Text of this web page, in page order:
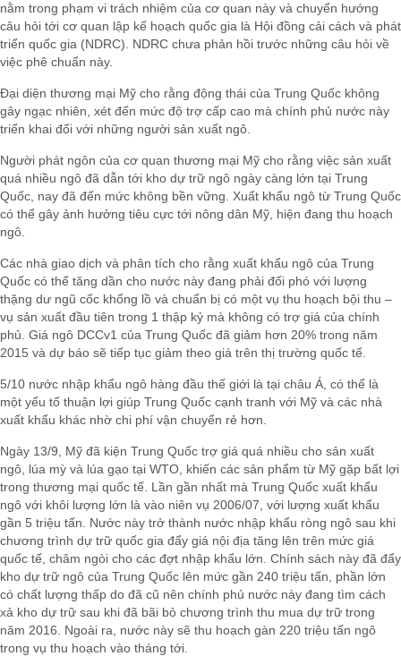
nằm trong phạm vi trách nhiệm của cơ quan này và chuyển hướng
câu hỏi tới cơ quan lập kế hoạch quốc gia là Hội đồng cải cách và phát
triển quốc gia (NDRC). NDRC chưa phản hồi trước những câu hỏi về
việc phê chuẩn này.
Đại diện thương mại Mỹ cho rằng động thái của Trung Quốc không
gây ngạc nhiên, xét đến mức độ trợ cấp cao mà chính phủ nước này
triển khai đối với những người sản xuất ngô.
Người phát ngôn của cơ quan thương mại Mỹ cho rằng việc sản xuất
quá nhiều ngô đã dẫn tới kho dự trữ ngô ngày càng lớn tại Trung
Quốc, nay đã đến mức không bền vững. Xuất khẩu ngô từ Trung Quốc
có thể gây ảnh hưởng tiêu cực tới nông dân Mỹ, hiện đang thu hoạch
ngô.
Các nhà giao dịch và phân tích cho rằng xuất khẩu ngô của Trung
Quốc có thể tăng dần cho nước này đang phải đối phó với lượng
thặng dư ngũ cốc khổng lồ và chuẩn bị có một vụ thu hoạch bội thu –
vụ sản xuất đầu tiên trong 1 thập kỷ mà không có trợ giá của chính
phủ. Giá ngô DCCv1 của Trung Quốc đã giảm hơn 20% trong năm
2015 và dự báo sẽ tiếp tục giảm theo giá trên thị trường quốc tế.
5/10 nước nhập khẩu ngô hàng đầu thế giới là tại châu Á, có thể là
một yếu tố thuận lợi giúp Trung Quốc cạnh tranh với Mỹ và các nhà
xuất khẩu khác nhờ chi phí vận chuyển rẻ hơn.
Ngày 13/9, Mỹ đã kiện Trung Quốc trợ giá quá nhiều cho sản xuất
ngô, lúa mỳ và lúa gạo tại WTO, khiến các sản phẩm từ Mỹ gặp bất lợi
trong thương mại quốc tế. Lần gần nhất mà Trung Quốc xuất khẩu
ngô với khôi lượng lớn là vào niên vụ 2006/07, với lượng xuất khẩu
gần 5 triệu tấn. Nước này trở thành nước nhập khẩu ròng ngô sau khi
chương trình dự trữ quốc gia đẩy giá nội địa tăng lên trên mức giá
quốc tế, châm ngòi cho các đợt nhập khẩu lớn. Chính sách này đã đẩy
kho dự trữ ngô của Trung Quốc lên mức gần 240 triệu tấn, phần lớn
có chất lượng thấp do đã cũ nên chính phủ nước này đang tìm cách
xả kho dự trữ sau khi đã bãi bỏ chương trình thu mua dự trữ trong
năm 2016. Ngoài ra, nước này sẽ thu hoạch gàn 220 triệu tấn ngô
trong vụ thu hoạch vào tháng tới.